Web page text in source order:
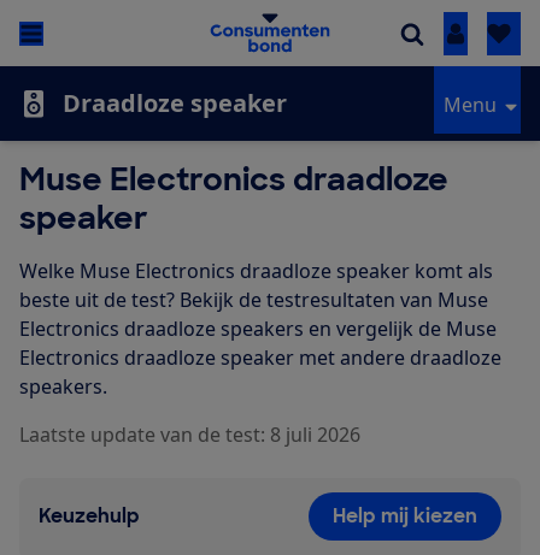
Inloggen
Draadloze speaker Menu
Muse Electronics draadloze
speaker
Welke Muse Electronics draadloze speaker komt als
beste uit de test? Bekijk de testresultaten van Muse
Electronics draadloze speakers en vergelijk de Muse
Electronics draadloze speaker met andere draadloze
speakers.
Laatste update van de test: 8 juli 2026
Keuzehulp Help mij kiezen